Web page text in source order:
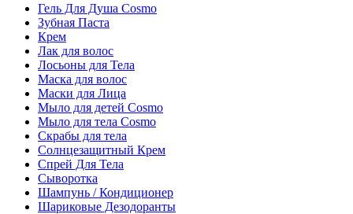
Гель Для Душа Cosmo
Зубная Паста
Крем
Лак для волос
Лосьоны для Тела
Маска для волос
Маски для Лица
Мыло для детей Cosmo
Мыло для тела Cosmo
Скрабы для тела
Солнцезащитный Крем
Спрей Для Тела
Сыворотка
Шампунь / Кондиционер
Шариковые Дезодоранты